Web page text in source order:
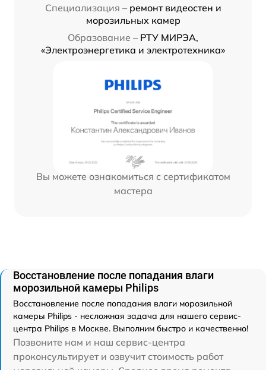
Специализация – ремонт видеостен и
морозильных камер
Образование – РТУ МИРЭА,
«Электроэнергетика и электротехника»
Вы можете ознакомиться с сертификатом
мастера
Восстановление после попадания влаги
морозильной камеры Philips
Восстановление после попадания влаги морозильной
камеры Philips - несложная задача для нашего сервис-
центра Philips в Москве. Выполним быстро и качественно!
Позвоните нам и наш сервис-центра
проконсультирует и озвучит стоимость работ